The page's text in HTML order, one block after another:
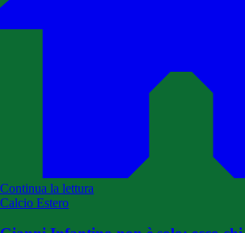
Continua la lettura
Calcio Estero